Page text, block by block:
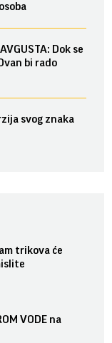
Dok se
bi rado
svog znaka
trikova će
VODE na